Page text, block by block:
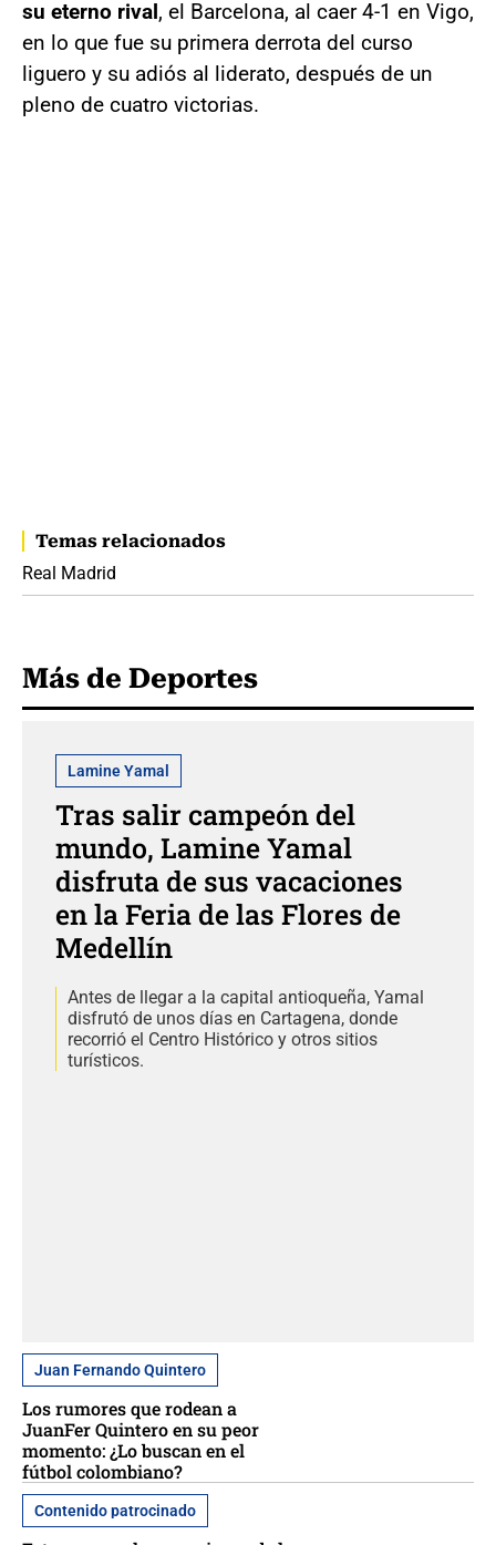
su eterno rival, el Barcelona, al caer 4-1 en Vigo,
en lo que fue su primera derrota del curso
liguero y su adiós al liderato, después de un
pleno de cuatro victorias.
Temas relacionados
Real Madrid
Más de Deportes
Lamine Yamal
Tras salir campeón del
mundo, Lamine Yamal
disfruta de sus vacaciones
en la Feria de las Flores de
Medellín
Antes de llegar a la capital antioqueña, Yamal
disfrutó de unos días en Cartagena, donde
recorrió el Centro Histórico y otros sitios
turísticos.
Juan Fernando Quintero
Los rumores que rodean a
JuanFer Quintero en su peor
momento: ¿Lo buscan en el
fútbol colombiano?
Contenido patrocinado